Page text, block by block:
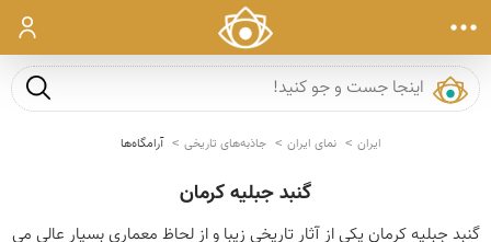
ورود
جست و
ایران نمای ایران جاذبه‌های تاریخی آرامگاه‌ها
گنبد جبلیه کرمان
گنبد جبلیه كرمان یكی از آثار تاریخی زیبا و از لحاظ معماری بسیار عالی می